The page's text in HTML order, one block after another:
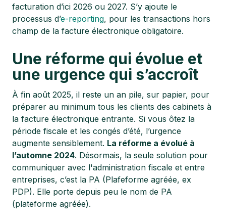
facturation d’ici 2026 ou 2027. S’y ajoute le
processus d’e-reporting, pour les transactions hors
champ de la facture électronique obligatoire.
Une réforme qui évolue et
une urgence qui s’accroît
À fin août 2025, il reste un an pile, sur papier, pour
préparer au minimum tous les clients des cabinets à
la facture électronique entrante. Si vous ôtez la
période fiscale et les congés d’été, l’urgence
augmente sensiblement. La réforme a évolué à
l’automne 2024. Désormais, la seule solution pour
communiquer avec l'administration fiscale et entre
entreprises, c’est la PA (Plafeforme agréée, ex
PDP). Elle porte depuis peu le nom de PA
(plateforme agréée).